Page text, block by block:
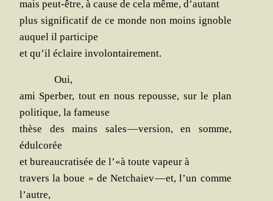
mais peut-être, à cause de cela même, d’autant
plus signi­fi­ca­tif de ce monde non moins ignoble
auquel il participe
et qu’il éclaire involontairement.
Oui,
ami Sper­ber, tout en nous repousse, sur le plan
poli­tique, la fameuse
thèse des mains sales — ver­sion, en somme,
édulcorée
et bureau­cra­ti­sée de l’«à toute vapeur à
tra­vers la boue » de Net­chaiev — et, l’un comme
l’autre,